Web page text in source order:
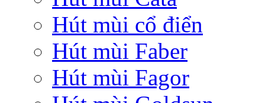
Hút mùi cổ điển
Hút mùi Faber
Hút mùi Fagor